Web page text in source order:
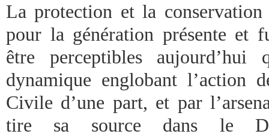
La protection et la
pour la génération présente et
être perceptibles aujourd’hui
dynamique englobant l’action
Civile d’une part, et par
tire sa source dans le